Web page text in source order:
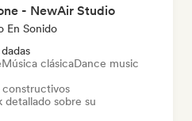
- NewAir Studio
En Sonido
Música clásicaDance music
constructivos
detallado sobre su